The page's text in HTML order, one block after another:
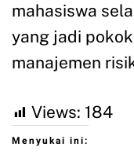
mahasiswa
yang jadi
manajemen
Views: 184
Menyukai ini: